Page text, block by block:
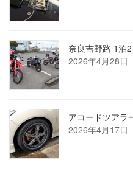
奈良吉野路 1泊
2026年4月28日
アコードツアラ
2026年4月17日